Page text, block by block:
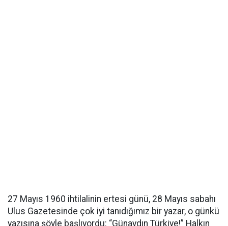
27 Mayıs 1960 ihtilalinin ertesi günü, 28 Mayıs sabahı
Ulus Gazetesinde çok iyi tanıdığımız bir yazar, o günkü
yazısına şöyle başlıyordu: “Günaydın Türkiye!” Halkın